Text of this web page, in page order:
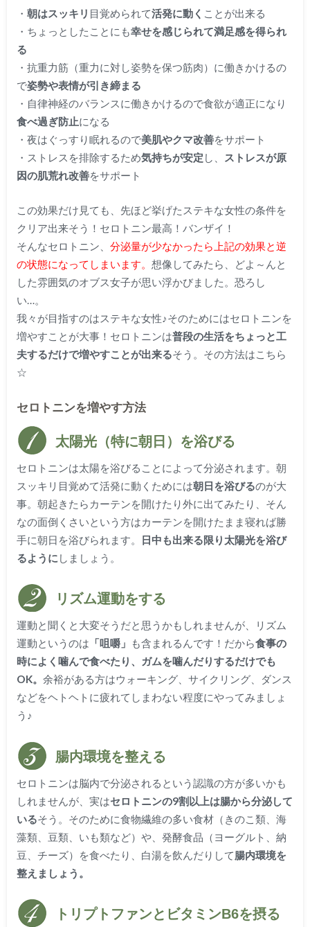
・ 朝はスッキリ 目覚められて活発に動く ことが出来る
・ちょっとしたことにも幸せを感じられて満足感を得られ
る
・抗重力筋（重力に対し姿勢を保つ筋肉）に働きかけるの
で姿勢や表情が引き締まる
・自律神経のバランスに働きかけるので食欲が適正になり
食べ過ぎ防止になる
・夜はぐっすり眠れるので美肌やクマ改善をサポート
・ストレスを排除するため気持ちが安定 し、
ストレスが原
因の肌荒れ改善をサポート
この効果だけ見ても、先ほど挙げたステキな女性の条件を
クリア出来そう！セロトニン最高！バンザイ！
そんなセロトニン、 分泌量が少なかったら上記の効果と逆
の状態になってしまいます。 想像してみたら、どよ～んと
した雰囲気のオブス女子が思い浮かびました。恐ろし
い…。
我々が目指すのはステキな女性♪そのためにはセロトニンを
増やすことが大事！セロトニンは普段の生活をちょっと工
夫するだけで増やすことが出来るそう。その方法はこちら
☆
セロトニンを増やす方法
太陽光（特に朝日）を浴びる
セロトニンは太陽を浴びることによって分泌されます。朝
スッキリ目覚めて活発に動くためには朝日を浴びるのが大
事。朝起きたらカーテンを開けたり外に出てみたり、そん
なの面倒くさいという方はカーテンを開けたまま寝れば勝
手に朝日を浴びられます。
日中も出来る限り太陽光を浴び
るように しましょう。
リズム運動をする
運動と聞くと大変そうだと思うかもしれませんが、リズム
運動というのは 「咀嚼」 も含まれるんです！だから食事の
時によく噛んで食べたり、ガムを噛んだりするだけでも
OK。 余裕がある方はウォーキング、サイクリング、ダンス
などをヘトヘトに疲れてしまわない程度にやってみましょ
う♪
腸内環境を整える
セロトニンは脳内で分泌されるという認識の方が多いかも
しれませんが、実はセロトニンの9割以上は腸から分泌して
いるそう。そのために食物繊維の多い食材（きのこ類、海
藻類、豆類、いも類など）や、発酵食品（ヨーグルト、納
豆、チーズ）を食べたり、白湯を飲んだりして腸内環境を
整えましょう。
トリプトファンとビタミンB6を摂る